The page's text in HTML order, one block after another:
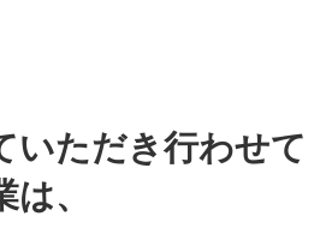
いただき行わせて
、